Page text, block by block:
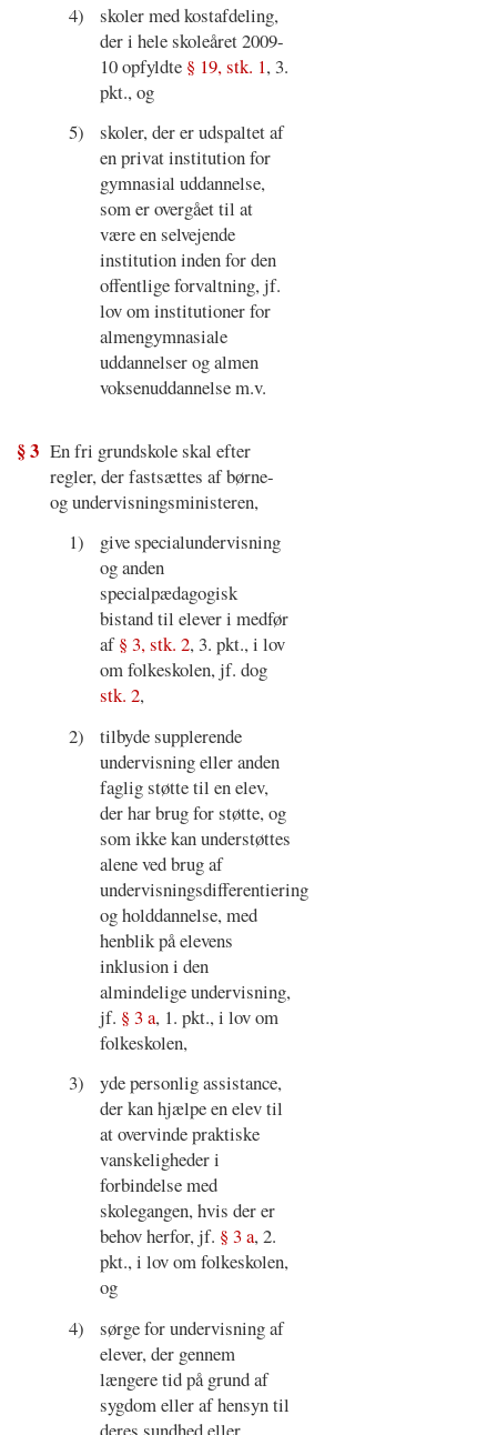
4)
skoler med kostafdeling,
der i hele skoleåret 2009-
10 opfyldte § 19, stk. 1, 3.
pkt., og
5)
skoler, der er udspaltet af
en privat institution for
gymnasial uddannelse,
som er overgået til at
være en selvejende
institution inden for den
offentlige forvaltning, jf.
lov om institutioner for
almengymnasiale
uddannelser og almen
voksenuddannelse m.v.
§ 3 En fri grundskole skal efter
regler, der fastsættes af børne-
og undervisningsministeren,
1)
give specialundervisning
og anden
specialpædagogisk
bistand til elever i medfør
af§ 3, stk. 2, 3. pkt., i lov
om folkeskolen, jf. dog
stk. 2,
2)
tilbyde supplerende
undervisning eller anden
faglig støtte til en elev,
der har brug for støtte, og
som ikke kan understøttes
alene ved brug af
undervisningsdifferentiering
og holddannelse, med
henblik på elevens
inklusion i den
almindelige undervisning,
jf. § 3 a, 1. pkt., i lov om
folkeskolen,
3)
yde personlig assistance,
der kan hjælpe en elev til
at overvinde praktiske
vanskeligheder i
forbindelse med
skolegangen, hvis der er
behov herfor, jf. § 3 a, 2.
pkt., i lov om folkeskolen,
og
4)
sørge for undervisning af
elever, der gennem
længere tid på grund af
sygdom eller af hensyn til
deres sundhed eller